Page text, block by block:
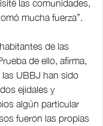
las comunidades,
mucha fuerza”.
de las
de ello, afirma,
UBBJ han sido
ejidales y
algún particular
fueron las propias